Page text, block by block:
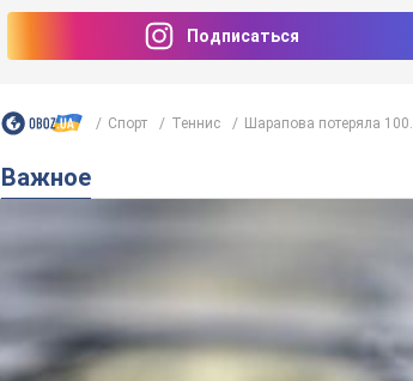
Подписаться
Спорт Теннис Шарапова потеряла 100...
Важное